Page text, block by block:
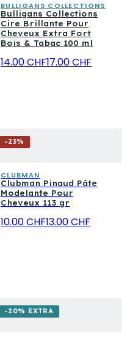
BULLIGANS COLLECTIONS
Bulligans Collections
Cire Brillante Pour
Cheveux Extra Fort
Bois & Tabac 100 ml
14.00 CHF17.00 CHF
-23%
CLUBMAN
Clubman Pinaud Pâte
Modelante Pour
Cheveux 113 gr
10.00 CHF13.00 CHF
-20% EXTRA